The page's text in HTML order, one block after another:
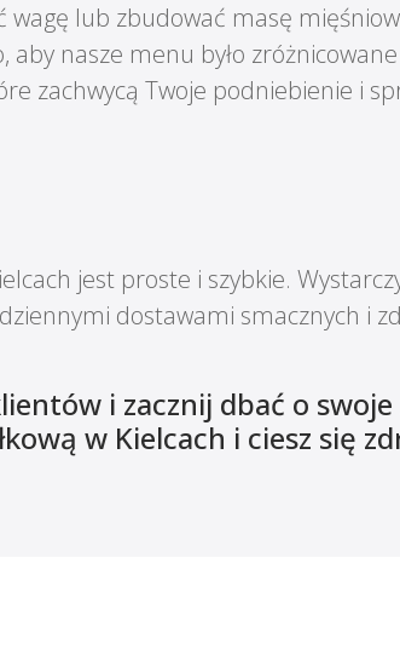
lub zbudować masę
aby nasze menu było
zachwycą Twoje podniebienie i
jest proste i szybkie.
dostawami smacznych i
i zacznij dbać o
w Kielcach i ciesz się